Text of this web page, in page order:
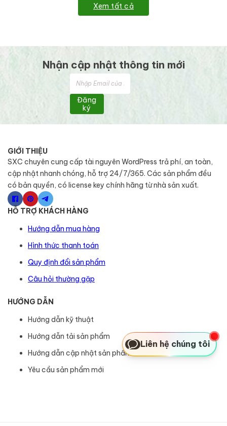
Xem tất cả
Nhận cập nhật thông tin mới
Đăng
ký
GIỚI THIỆU
SXC chuyên cung cấp tài nguyên WordPress trả phí, an toàn,
cập nhật nhanh chóng, hỗ trợ 24/7/365. Các sản phẩm đều
có bản quyền, có license key chính hãng từ nhà sản xuất.
HỖ TRỢ KHÁCH HÀNG
Hướng dẫn mua hàng
Hình thức thanh toán
Quy định đổi sản phẩm
Câu hỏi thường gặp
HƯỚNG DẪN
Hướng dẫn kỹ thuật
Hướng dẫn tải sản phẩm
Hướng dẫn cập nhật sản phẩm
Yêu cầu sản phẩm mới
Liên hệ chúng tôi